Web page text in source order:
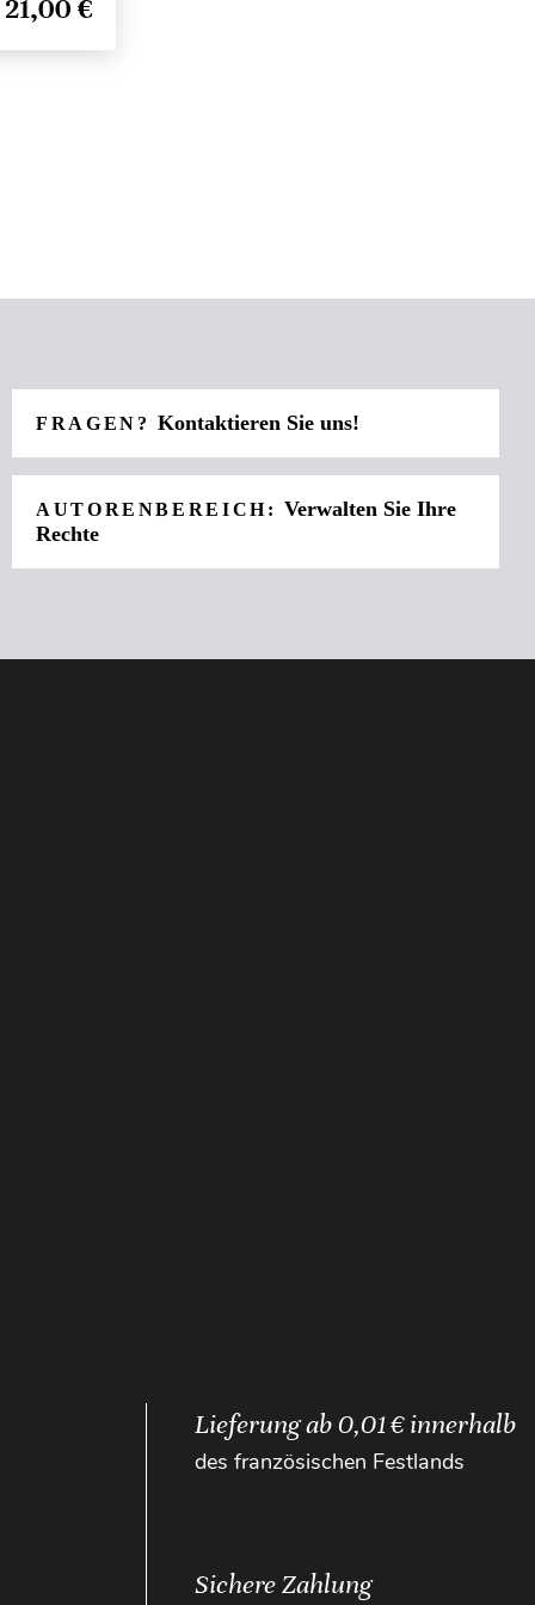
21,00 €
FRAGEN?Kontaktieren Sie uns!
AUTORENBEREICH:Verwalten Sie Ihre
Rechte
Lieferung ab 0,01 € innerhalb
des französischen Festlands
Sichere Zahlung